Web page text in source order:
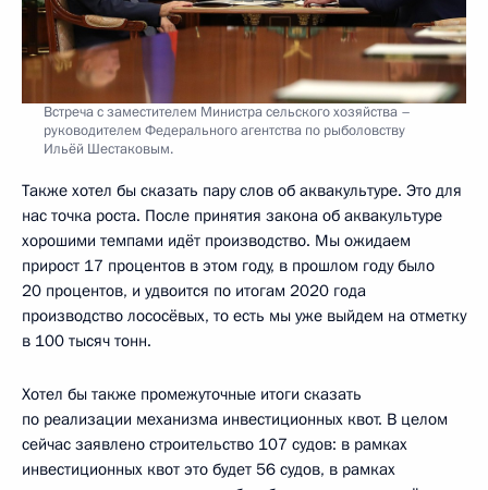
Встреча с заместителем Министра сельского хозяйства –
руководителем Федерального агентства по рыболовству
Ильёй Шестаковым.
Также хотел бы сказать пару слов об аквакультуре. Это для
нас точка роста. После принятия закона об аквакультуре
хорошими темпами идёт производство. Мы ожидаем
прирост 17 процентов в этом году, в прошлом году было
20 процентов, и удвоится по итогам 2020 года
производство лососёвых, то есть мы уже выйдем на отметку
в 100 тысяч тонн.
Хотел бы также промежуточные итоги сказать
по реализации механизма инвестиционных квот. В целом
сейчас заявлено строительство 107 судов: в рамках
инвестиционных квот это будет 56 судов, в рамках